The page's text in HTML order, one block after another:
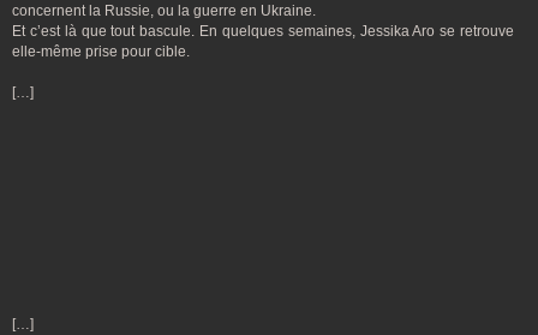
concernent la Russie, ou la guerre en Ukraine.
Et c’est là que tout bascule. En quelques semaines, Jessika Aro se retrouve
elle-même prise pour cible.
[…]
[…]